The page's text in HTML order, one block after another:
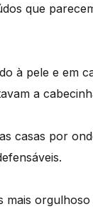
que
à pele e em
a
casas por